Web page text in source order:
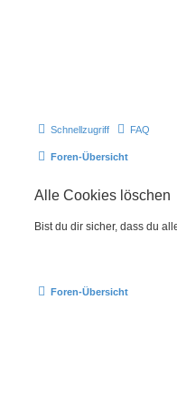
Schnellzugriff FAQ
Foren-Übersicht
Alle Cookies löschen
Bist du dir sicher, dass du
Foren-Übersicht